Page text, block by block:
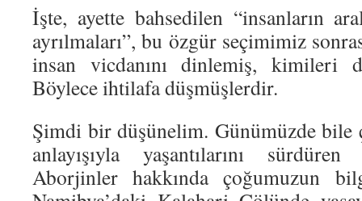
İşte, ayette bahsedilen “insanların
ayrılmaları”, bu özgür seçimimiz
insan vicdanını dinlemiş, kimileri
Böylece ihtilafa düşmüşlerdir.
Şimdi bir düşünelim. Günümüzde bile
anlayışıyla yaşantılarını
Aborjinler hakkında çoğumuzun